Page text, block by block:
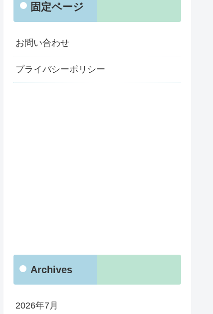
固定ページ
お問い合わせ
プライバシーポリシー
Archives
2026年7月